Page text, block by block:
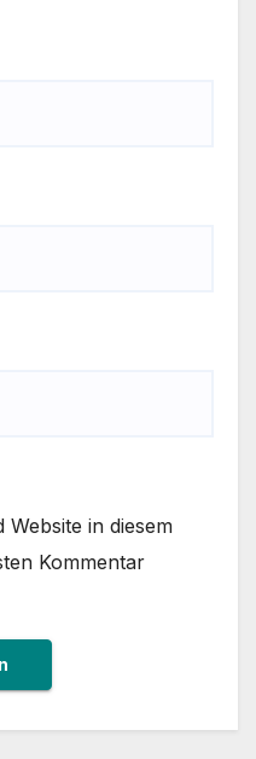
in diesem
Kommentar